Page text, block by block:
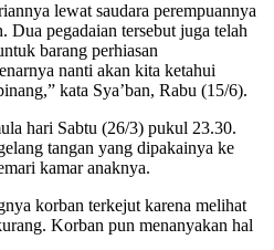
lewat saudara perempuannya
Dua pegadaian tersebut juga telah
barang perhiasan
nanti akan kita ketahui
kata Sya’ban, Rabu (15/6).
hari Sabtu (26/3) pukul 23.30.
tangan yang dipakainya ke
kamar anaknya.
korban terkejut karena melihat
Korban pun menanyakan hal